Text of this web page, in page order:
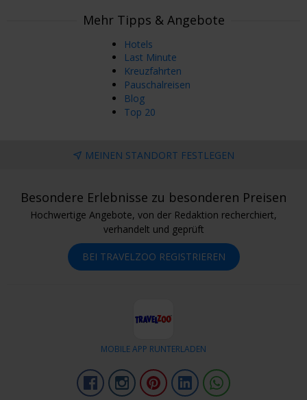
Mehr Tipps & Angebote
Hotels
Last Minute
Kreuzfahrten
Pauschalreisen
Blog
Top 20
MEINEN STANDORT FESTLEGEN
Besondere Erlebnisse zu besonderen Preisen
Hochwertige Angebote, von der Redaktion recherchiert,
verhandelt und geprüft
BEI TRAVELZOO REGISTRIEREN
MOBILE APP RUNTERLADEN
FacebookInstagramPinterestLinkedIn